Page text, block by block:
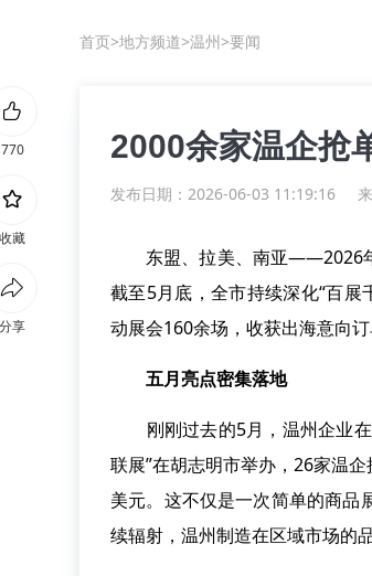
首页>地方频道>温州>要闻
2000余家温企抢
发布日期：2026-06-03 11:19:16
东盟、拉美、南亚——2026年
截至5月底，全市持续深化“百
动展会160余场，收获出海意向订
五月亮点密集落地
刚刚过去的5月，温州企业在
联展”在胡志明市举办，26家温
美元。这不仅是一次简单的商
续辐射，温州制造在区域市场的
770
收藏
分享